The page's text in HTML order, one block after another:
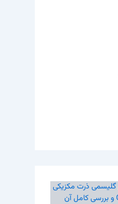
ذرت مکزیکی